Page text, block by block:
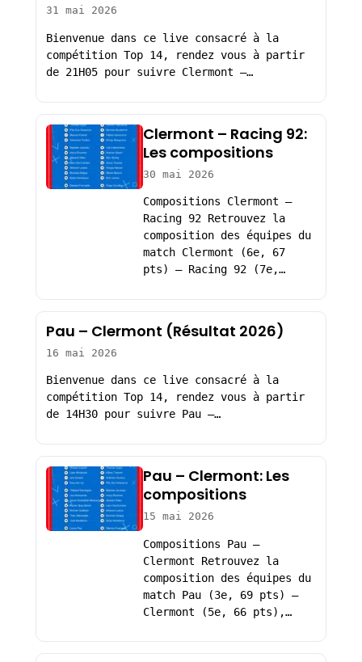
31 mai 2026
Bienvenue dans ce live consacré à la
compétition Top 14, rendez vous à partir
de 21H05 pour suivre Clermont –…
Clermont – Racing 92:
Les compositions
30 mai 2026
Compositions Clermont –
Racing 92 Retrouvez la
composition des équipes du
match Clermont (6e, 67
pts) – Racing 92 (7e,…
Pau – Clermont (Résultat 2026)
16 mai 2026
Bienvenue dans ce live consacré à la
compétition Top 14, rendez vous à partir
de 14H30 pour suivre Pau –…
Pau – Clermont: Les
compositions
15 mai 2026
Compositions Pau –
Clermont Retrouvez la
composition des équipes du
match Pau (3e, 69 pts) –
Clermont (5e, 66 pts),…